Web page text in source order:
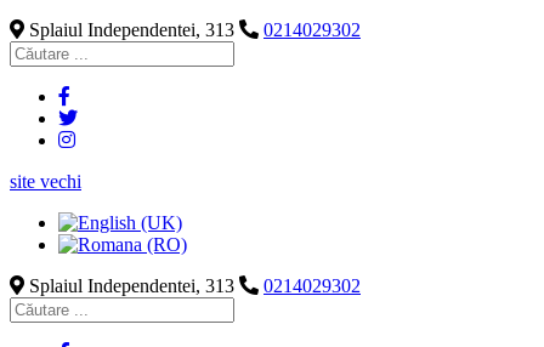
Splaiul Independentei, 313
0214029302
site vechi
Splaiul Independentei, 313 0214029302